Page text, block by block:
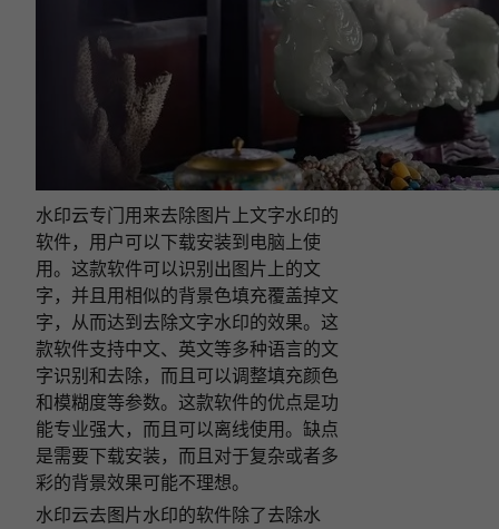
水印云专门用来去除图片上文字水印的
软件，用户可以下载安装到电脑上使
用。这款软件可以识别出图片上的文
字，并且用相似的背景色填充覆盖掉文
字，从而达到去除文字水印的效果。这
款软件支持中文、英文等多种语言的文
字识别和去除，而且可以调整填充颜色
和模糊度等参数。这款软件的优点是功
能专业强大，而且可以离线使用。缺点
是需要下载安装，而且对于复杂或者多
彩的背景效果可能不理想。
水印云去图片水印的软件除了去除水